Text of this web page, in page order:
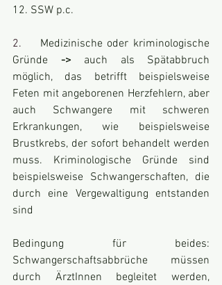
12. SSW p.c.
2. Medizinische oder kriminologische
Gründe -> auch als Spätabbruch
möglich, das betrifft beispielsweise
Feten mit angeborenen Herzfehlern, aber
auch Schwangere mit schweren
Erkrankungen, wie beispielsweise
Brustkrebs, der sofort behandelt werden
muss. Kriminologische Gründe sind
beispielsweise Schwangerschaften, die
durch eine Vergewaltigung entstanden
sind
Bedingung für beides:
Schwangerschaftsabbrüche müssen
durch ÄrztInnen begleitet werden,